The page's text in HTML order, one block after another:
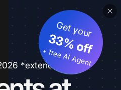
*extended
Get your
33% off
+ free AI Agent